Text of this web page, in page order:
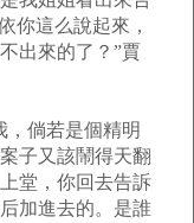
你這么說起來，
出來的了？”賈
倘若是個精明
子又該鬧得天翻
堂，你回去告訴
加進去的。是誰